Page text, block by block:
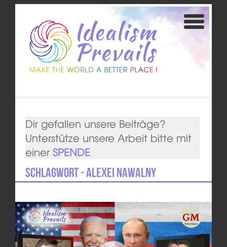
Dir gefallen unsere Beiträge?
Unterstütze unsere Arbeit bitte mit
einer SPENDE
Schlagwort - Alexei Nawalny